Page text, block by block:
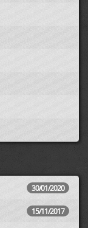
30/01/2020
15/11/2017